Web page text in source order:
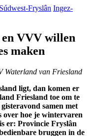
Súdwest-Fryslân Ingez-
VVV willen
maken
Waterland van Friesland
ligt, dan komen er
Friesland toe om te
samen met
over hoe je wintervaren
er: Provincie Fryslân
bruggen in de